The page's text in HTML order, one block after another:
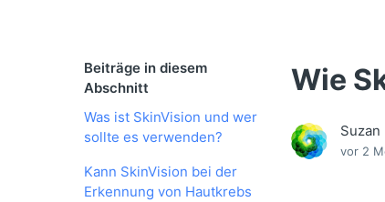
Beiträge in diesem
Abschnitt
Was ist SkinVision und wer
sollte es verwenden?
Kann SkinVision bei der
Erkennung von Hautkrebs
Wie
Suzan
vor 2